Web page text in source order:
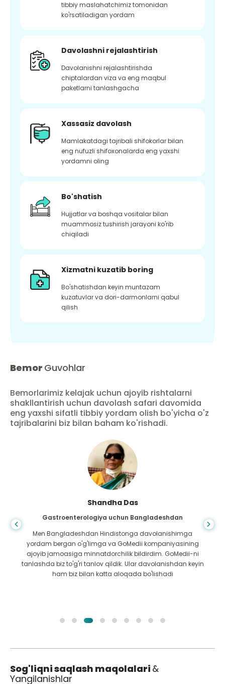
tibbiy maslahatchimiz tomonidan
ko'rsatiladigan yordam
Davolashni rejalashtirish
Davolanishni rejalashtirishda
chiptalardan viza va eng maqbul
paketlarni tanlashgacha
Xassasiz davolash
Mamlakatdagi tajribali shifokorlar bilan
eng nufuzli shifoxonalarda eng yaxshi
yordamni oling
Bo'shatish
Hujjatlar va boshqa vositalar bilan
muammosiz tushirish jarayoni ko'rib
chiqiladi
Xizmatni kuzatib boring
Bo'shatishdan keyin muntazam
kuzatuvlar va dori-darmonlarni qabul
qilish
Bemor Guvohlar
Bemorlarimiz kelajak uchun ajoyib rishtalarni
shakllantirish uchun davolash safari davomida
eng yaxshi sifatli tibbiy yordam olish bo'yicha o'z
tajribalarini biz bilan baham ko'rishadi.
Shandha Das
Gastroenterologiya uchun Bangladeshdan
Men Bangladeshdan Hindistonga davolanishimga
yordam bergan o'g'limga va GoMedii kompaniyasining
ajoyib jamoasiga minnatdorchilik bildirdim. GoMedii-ni
tanlashda biz to'g'ri tanlov qildik. Ular davolanishdan keyin
ham biz bilan katta aloqada bo'lishadi
Sog'liqni saqlash maqolalari &
Yangilanishlar